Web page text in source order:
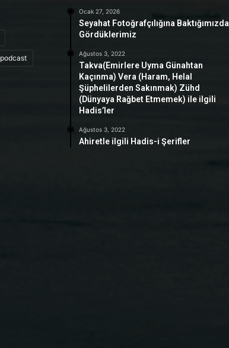
podcast
Ocak 27, 2026
Seyahat Fotoğrafçılığına Baktığımızda
Gördüklerimiz
Ağustos 3, 2022
Takva(Emirlere Uyma Günahtan
Kaçınma) Vera (Haram, Helal
Şüphelilerden Sakınmak) Zühd
(Dünyaya Rağbet Etmemek) ile ilgili
Hadis’ler
Ağustos 3, 2022
Ahiretle ilgili Hadis-i Şerifler